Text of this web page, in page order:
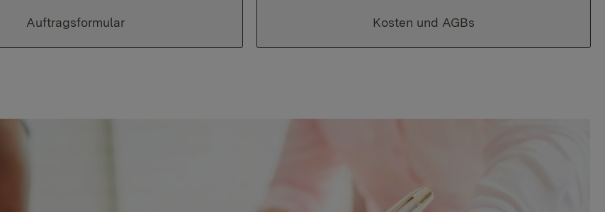
Auftragsformular Kosten und AGBs